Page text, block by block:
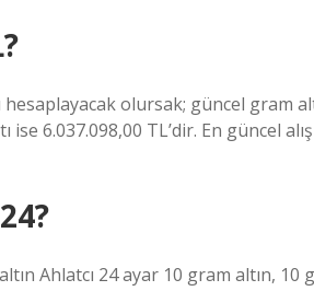
olursak; güncel gram
ise 6.037.098,00 TL’dir. En güncel
Ahlatcı 24 ayar 10 gram altın,